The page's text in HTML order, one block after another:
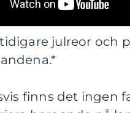
julreor och
finns det ingen